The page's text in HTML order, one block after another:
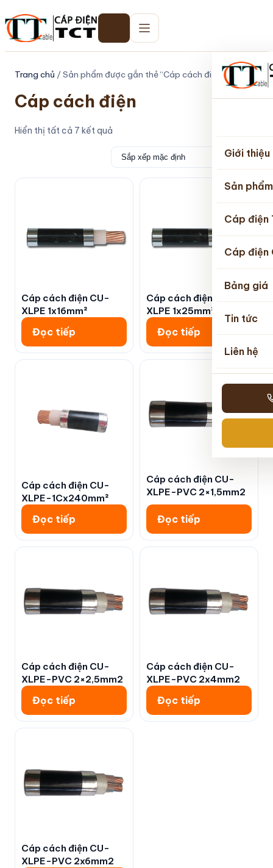
Giới thiệu
Sản phẩm
Cáp điện
Cáp điện
Bảng giá
Tin tức
Liên hệ
Trang chủ / Sản phẩm được gắn thẻ “Cáp cách điện”
Cáp cách điện
Hiển thị tất cả 7 kết quả
Cáp cách điện CU-
XLPE 1x16mm²
Đọc tiếp
Cáp cách điện CU-
XLPE 1x25mm²
Đọc tiếp
Cáp cách điện CU-
XLPE-1Cx240mm²
Đọc tiếp
Cáp cách điện CU-
XLPE-PVC 2×1,5mm2
Đọc tiếp
Cáp cách điện CU-
XLPE-PVC 2×2,5mm2
Đọc tiếp
Cáp cách điện CU-
XLPE-PVC 2x4mm2
Đọc tiếp
Cáp cách điện CU-
XLPE-PVC 2x6mm2